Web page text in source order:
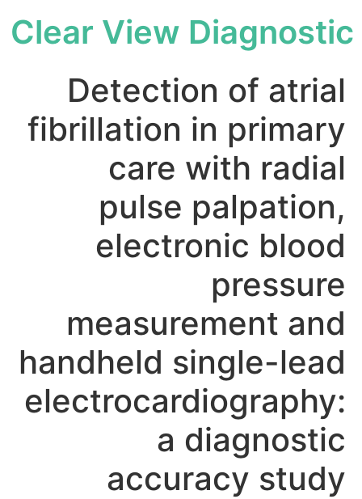
Clear View Diagnostic
Detection of atrial
fibrillation in primary
care with radial
pulse palpation,
electronic blood
pressure
measurement and
handheld single-lead
electrocardiography:
a diagnostic
accuracy study